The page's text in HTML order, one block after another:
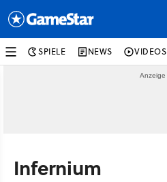
SPIELE NEWS VIDEOS
Infernium